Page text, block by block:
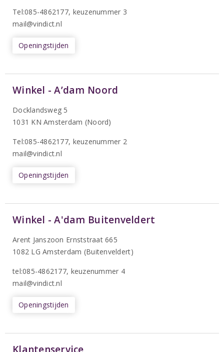
Tel:085-4862177, keuzenummer 3
mail@vindict.nl
Openingstijden
Winkel - A’dam Noord
Docklandsweg 5
1031 KN Amsterdam (Noord)
Tel:085-4862177, keuzenummer 2
mail@vindict.nl
Openingstijden
Winkel - A'dam Buitenveldert
Arent Janszoon Ernststraat 665
1082 LG Amsterdam (Buitenveldert)
tel:085-4862177, keuzenummer 4
mail@vindict.nl
Openingstijden